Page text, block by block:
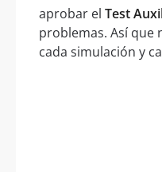
aprobar el Test
problemas. Así que
cada simulación y